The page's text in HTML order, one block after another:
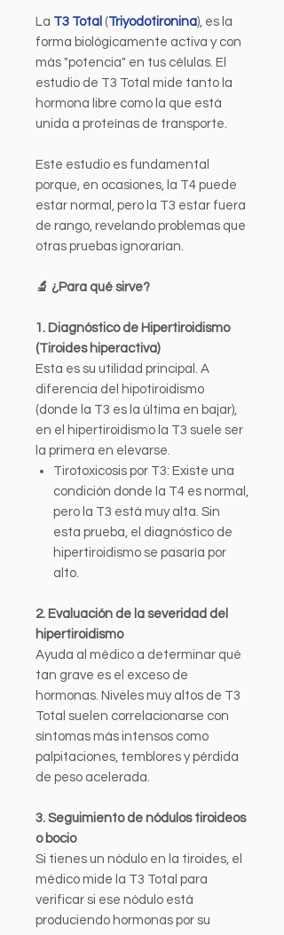
La T3 Total (Triyodotironina), es la
forma biológicamente activa y con
más "potencia" en tus células. El
estudio de T3 Total mide tanto la
hormona libre como la que está
unida a proteínas de transporte.
Este estudio es fundamental
porque, en ocasiones, la T4 puede
estar normal, pero la T3 estar fuera
de rango, revelando problemas que
otras pruebas ignorarían.
🔬 ¿Para qué sirve?
1. Diagnóstico de Hipertiroidismo
(Tiroides hiperactiva)
Esta es su utilidad principal. A
diferencia del hipotiroidismo
(donde la T3 es la última en bajar),
en el hipertiroidismo la T3 suele ser
la primera en elevarse.
Tirotoxicosis por T3: Existe una
condición donde la T4 es normal,
pero la T3 está muy alta. Sin
esta prueba, el diagnóstico de
hipertiroidismo se pasaría por
alto.
2. Evaluación de la severidad del
hipertiroidismo
Ayuda al médico a determinar qué
tan grave es el exceso de
hormonas. Niveles muy altos de T3
Total suelen correlacionarse con
síntomas más intensos como
palpitaciones, temblores y pérdida
de peso acelerada.
3. Seguimiento de nódulos tiroideos
o bocio
Si tienes un nódulo en la tiroides, el
médico mide la T3 Total para
verificar si ese nódulo está
produciendo hormonas por su